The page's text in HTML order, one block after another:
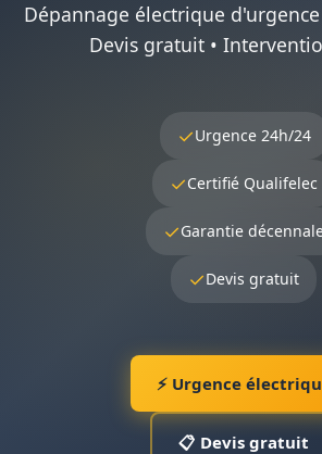
Dépannage électrique
Devis gratuit •
✓Urgence 24h/24
✓Certifié Qualifelec
✓Garantie
✓Devis gratuit
⚡ Urgence
📋 Devis gratuit